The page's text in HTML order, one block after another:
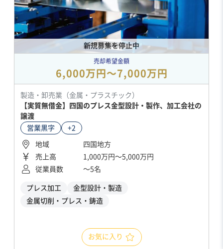
新規募集を停止中
売却希望金額
6,000万円〜7,000万円
製造・卸売業（金属・プラスチック）
【実質無借金】四国のプレス金型設計・製作、加工会社の
譲渡
営業黒字
+2
地域
四国地方
売上高
1,000万円〜5,000万円
従業員数
〜5名
プレス加工
金型設計・製造
金属切削・プレス・鋳造
お気に入り